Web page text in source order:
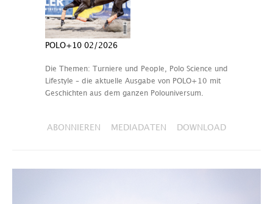
POLO+10 02/2026
Die Themen: Turniere und People, Polo Science und
Lifestyle – die aktuelle Ausgabe von POLO+10 mit
Geschichten aus dem ganzen Polouniversum.
ABONNIEREN MEDIADATEN DOWNLOAD